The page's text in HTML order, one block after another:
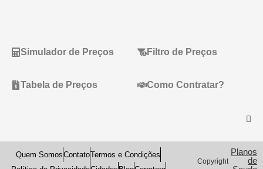
Simulador de Preços Filtro de Preços
Tabela de Preços Como Contratar?
Quem SomosContatoTermos e Condições
Copyright
Planos
de